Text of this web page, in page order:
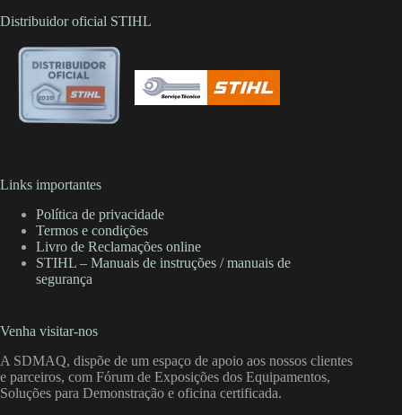
Distribuidor oficial STIHL
Links importantes
Política de privacidade
Termos e condições
Livro de Reclamações online
STIHL – Manuais de instruções / manuais de
segurança
Venha visitar-nos
A SDMAQ, dispõe de um espaço de apoio aos nossos clientes
e parceiros, com Fórum de Exposições dos Equipamentos,
Soluções para Demonstração e oficina certificada.